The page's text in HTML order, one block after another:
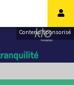
Contenu sponsorisé